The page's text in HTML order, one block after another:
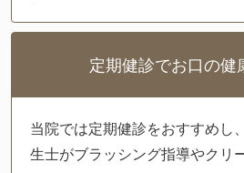
定期健診でお口の健
当院では定期健診をおすすめし
生士がブラッシング指導やクリ